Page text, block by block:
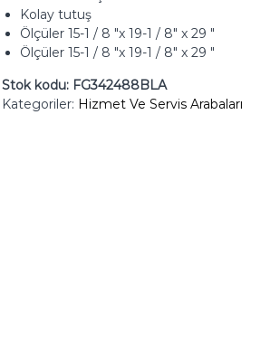
Kolay tutuş
Ölçüler 15-1 / 8 "x 19-1 / 8" x 29 "
Ölçüler 15-1 / 8 "x 19-1 / 8" x 29 "
Stok kodu: FG342488BLA
Kategoriler: Hizmet Ve Servis Arabaları